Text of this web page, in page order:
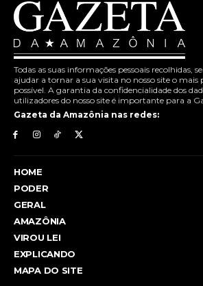
Todas as suas informações pessoais recolhidas,
ajudar a tornar a sua visita no nosso site o
possível. A garantia da confidencialidade dos
utilizadores do nosso site é importante para a
Gazeta da Amazônia nas redes:
HOME
PODER
GERAL
AMAZÔNIA
VIROU LEI
EXPLICANDO
MAPA DO SITE